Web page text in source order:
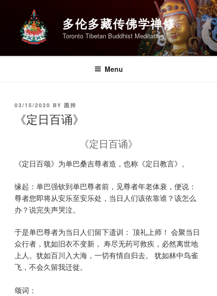
content
多伦多藏传佛学禅修
Toronto Tibetan Buddhist Meditation
Menu
POSTED
ON
03/15/2020 BY 圆持
《定日百诵》
《定日百诵》
《定日百颂》为单巴桑吉尊者造，也称《定日教言》。
缘起：单巴强钦到单巴尊者前，见尊者年老体衰，便说：
尊者您即将从安乐至安乐处，当日人们该依靠谁？该怎么
办？说完失声哭泣。
于是单巴尊者为当日人们留下遗训： 顶礼上师！ 会聚当日
众行者，犹如旧衣不变新， 寿尽无药可救疾，必然离世地
上人。犹如百川入大海，一切有情自归去。 犹如林中鸟雀
飞，不会久留我迁徙。
颂词：